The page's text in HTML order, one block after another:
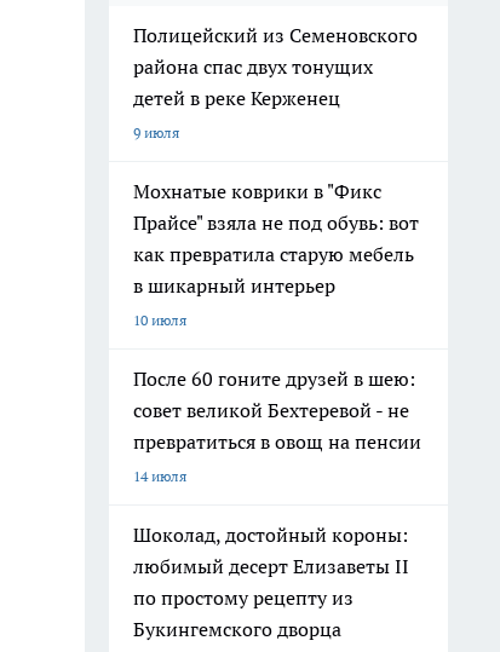
Полицейский из Семеновского
района спас двух тонущих
детей в реке Керженец
9 июля
Мохнатые коврики в "Фикс
Прайсе" взяла не под обувь: вот
как превратила старую мебель
в шикарный интерьер
10 июля
После 60 гоните друзей в шею:
совет великой Бехтеревой - не
превратиться в овощ на пенсии
14 июля
Шоколад, достойный короны:
любимый десерт Елизаветы II
по простому рецепту из
Букингемского дворца